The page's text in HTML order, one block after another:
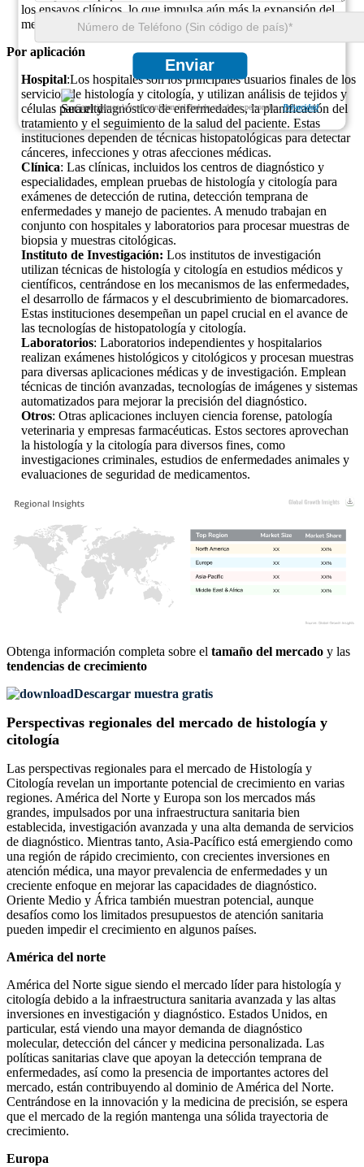
Enviar
Garantizamos la total confidencialidad de sus datos personales.Privacidad
los ensayos clínicos, lo que impulsa aún más la expansión del
mercado.
Por aplicación
Hospital:Los hospitales son los principales usuarios finales de los
servicios de histología y citología, y utilizan análisis de tejidos y
células para el diagnóstico de enfermedades, la planificación del
tratamiento y el seguimiento de la salud del paciente. Estas
instituciones dependen de técnicas histopatológicas para detectar
cánceres, infecciones y otras afecciones médicas.
Clínica: Las clínicas, incluidos los centros de diagnóstico y
especialidades, emplean pruebas de histología y citología para
exámenes de detección de rutina, detección temprana de
enfermedades y manejo de pacientes. A menudo trabajan en
conjunto con hospitales y laboratorios para procesar muestras de
biopsia y muestras citológicas.
Instituto de Investigación: Los institutos de investigación
utilizan técnicas de histología y citología en estudios médicos y
científicos, centrándose en los mecanismos de las enfermedades,
el desarrollo de fármacos y el descubrimiento de biomarcadores.
Estas instituciones desempeñan un papel crucial en el avance de
las tecnologías de histopatología y citología.
Laboratorios: Laboratorios independientes y hospitalarios
realizan exámenes histológicos y citológicos y procesan muestras
para diversas aplicaciones médicas y de investigación. Emplean
técnicas de tinción avanzadas, tecnologías de imágenes y sistemas
automatizados para mejorar la precisión del diagnóstico.
Otros: Otras aplicaciones incluyen ciencia forense, patología
veterinaria y empresas farmacéuticas. Estos sectores aprovechan
la histología y la citología para diversos fines, como
investigaciones criminales, estudios de enfermedades animales y
evaluaciones de seguridad de medicamentos.
XX%
XX
XX%
XX
XX%
XX
XX%
XX
Obtenga información completa sobre el tamaño del mercado y las
tendencias de crecimiento
Descargar muestra gratis
Perspectivas regionales del mercado de histología y
citología
Las perspectivas regionales para el mercado de Histología y
Citología revelan un importante potencial de crecimiento en varias
regiones. América del Norte y Europa son los mercados más
grandes, impulsados ​​por una infraestructura sanitaria bien
establecida, investigación avanzada y una alta demanda de servicios
de diagnóstico. Mientras tanto, Asia-Pacífico está emergiendo como
una región de rápido crecimiento, con crecientes inversiones en
atención médica, una mayor prevalencia de enfermedades y un
creciente enfoque en mejorar las capacidades de diagnóstico.
Oriente Medio y África también muestran potencial, aunque
desafíos como los limitados presupuestos de atención sanitaria
pueden impedir el crecimiento en algunos países.
América del norte
América del Norte sigue siendo el mercado líder para histología y
citología debido a la infraestructura sanitaria avanzada y las altas
inversiones en investigación y diagnóstico. Estados Unidos, en
particular, está viendo una mayor demanda de diagnóstico
molecular, detección del cáncer y medicina personalizada. Las
políticas sanitarias clave que apoyan la detección temprana de
enfermedades, así como la presencia de importantes actores del
mercado, están contribuyendo al dominio de América del Norte.
Centrándose en la innovación y la medicina de precisión, se espera
que el mercado de la región mantenga una sólida trayectoria de
crecimiento.
Europa